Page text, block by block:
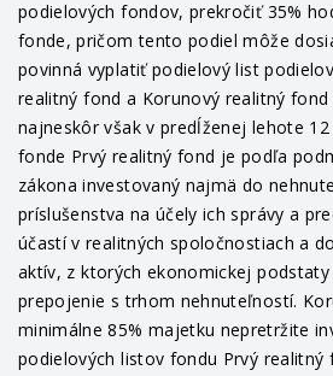
podielových fondov, prekročiť 35%
fonde, pričom tento podiel môže
povinná vyplatiť podielový list
realitný fond a Korunový realitný fond
najneskôr však v predĺženej lehote
fonde Prvý realitný fond je podľa
zákona investovaný najmä do
príslušenstva na účely ich správy a
účastí v realitných spoločnostiach a
aktív, z ktorých ekonomickej podstaty
prepojenie s trhom nehnuteľností.
minimálne 85% majetku nepretržite
podielových listov fondu Prvý realitný